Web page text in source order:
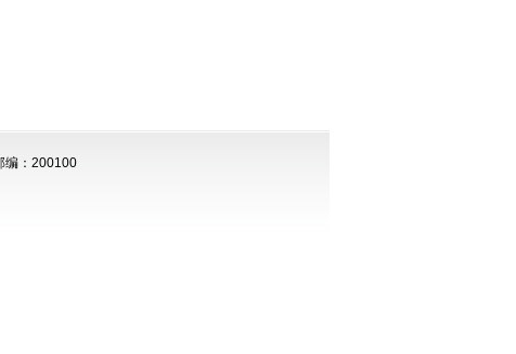
编：200100